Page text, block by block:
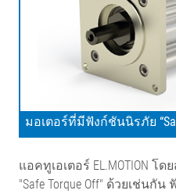
มอเตอร์ที่มีฟังก์ชันนิรภัย
แอคทูเอเตอร์ EL.MOTION
"Safe Torque Off" ด้วยเช่น